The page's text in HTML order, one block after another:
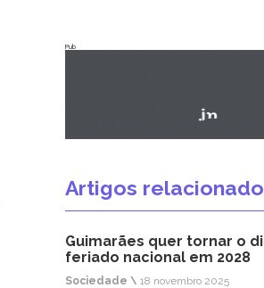
Pub
Artigos
Guimarães quer tornar o
feriado nacional em 2028
Sociedade \ 18 novembro 2025